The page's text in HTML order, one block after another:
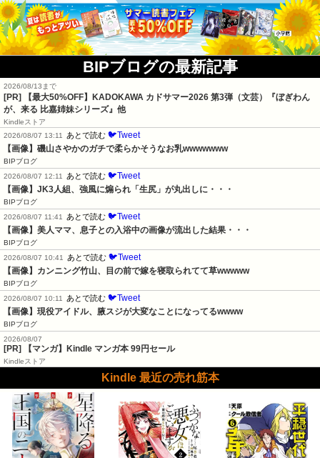
BIPブログの最新記事
2026/08/13まで
[PR]
【最大50%OFF】KADOKAWA カドサマー2026 第3弾（文芸）『ぼぎわん
が、来る 比嘉姉妹シリーズ』他
Kindleストア
2026/08/07 13:11
あとで読む 🐦Tweet
【画像】磯山さやかのガチで柔らかそうなお乳wwwwwww
BIPブログ
2026/08/07 12:11
あとで読む 🐦Tweet
【画像】JK3人組、強風に煽られ「生尻」が丸出しに・・・
BIPブログ
2026/08/07 11:41
あとで読む 🐦Tweet
【画像】美人ママ、息子との入浴中の画像が流出した結果・・・
BIPブログ
2026/08/07 10:41
あとで読む 🐦Tweet
【画像】カンニング竹山、目の前で嫁を寝取られてて草wwwww
BIPブログ
2026/08/07 10:11
あとで読む 🐦Tweet
【画像】現役アイドル、腋スジが大変なことになってるwwww
BIPブログ
2026/08/07
[PR] 【マンガ】Kindle マンガ本 99円セール
Kindleストア
Kindle 最近の売れ筋本